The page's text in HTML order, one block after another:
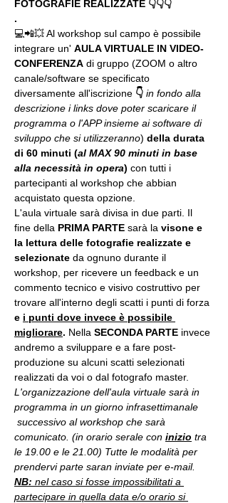
FOTOGRAFIE REALIZZATE 👇👇👇
.
💻📲💥 Al workshop sul campo è possibile
integrare un' AULA VIRTUALE IN VIDEO-
CONFERENZA di gruppo (ZOOM o altro
canale/software se specificato
diversamente all'iscrizione 👇 in fondo alla
descrizione i links dove poter scaricare il
programma o l'APP insieme ai software di
sviluppo che si utilizzeranno) della durata
di 60 minuti (al MAX 90 minuti in base
alla necessità in opera) con tutti i
partecipanti al workshop che abbian
acquistato questa opzione.
L'aula virtuale sarà divisa in due parti. Il
fine della PRIMA PARTE sarà la visone e
la lettura delle fotografie realizzate e
selezionate da ognuno durante il
workshop, per ricevere un feedback e un
commento tecnico e visivo costruttivo per
trovare all'interno degli scatti i punti di forza
e i punti dove invece è possibile
migliorare. Nella SECONDA PARTE invece
andremo a sviluppare e a fare post-
produzione su alcuni scatti selezionati
realizzati da voi o dal fotografo master.
L'organizzazione dell'aula virtuale sarà in
programma in un giorno infrasettimanale
successivo al workshop che sarà
comunicato. (in orario serale con inizio tra
le 19.00 e le 21.00) Tutte le modalità per
prendervi parte saran inviate per e-mail.
NB: nel caso si fosse impossibilitati a
partecipare in quella data e/o orario si